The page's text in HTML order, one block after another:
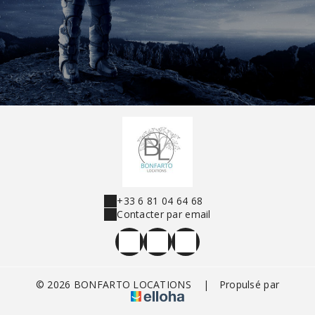
+33 6 81 04 64 68
Contacter par email
© 2026 BONFARTO LOCATIONS | Propulsé par